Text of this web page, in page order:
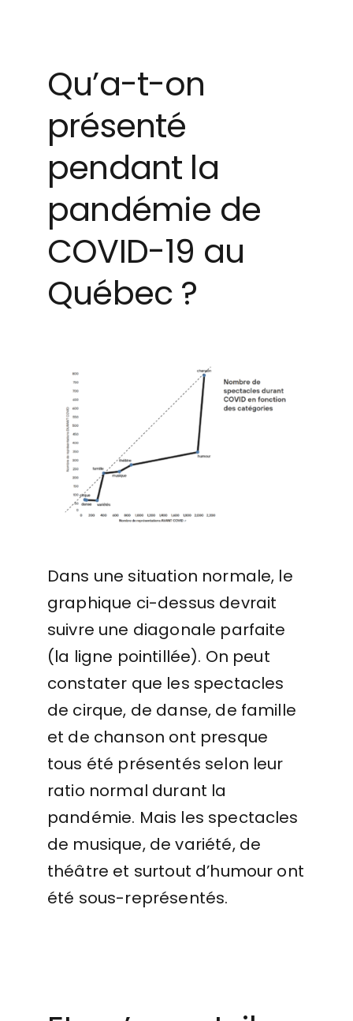
Qu’a-t-on
présenté
pendant la
pandémie de
COVID-19 au
Québec ?
Dans une situation normale, le
graphique ci-dessus devrait
suivre une diagonale parfaite
(la ligne pointillée). On peut
constater que les spectacles
de cirque, de danse, de famille
et de chanson ont presque
tous été présentés selon leur
ratio normal durant la
pandémie. Mais les spectacles
de musique, de variété, de
théâtre et surtout d’humour ont
été sous-représentés.